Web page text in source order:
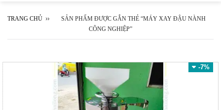
TRANG CHỦ
SẢN PHẨM ĐƯỢC GẮN THẺ “MÁY XAY ĐẬU NÀNH
CÔNG NGHIỆP”
-7%